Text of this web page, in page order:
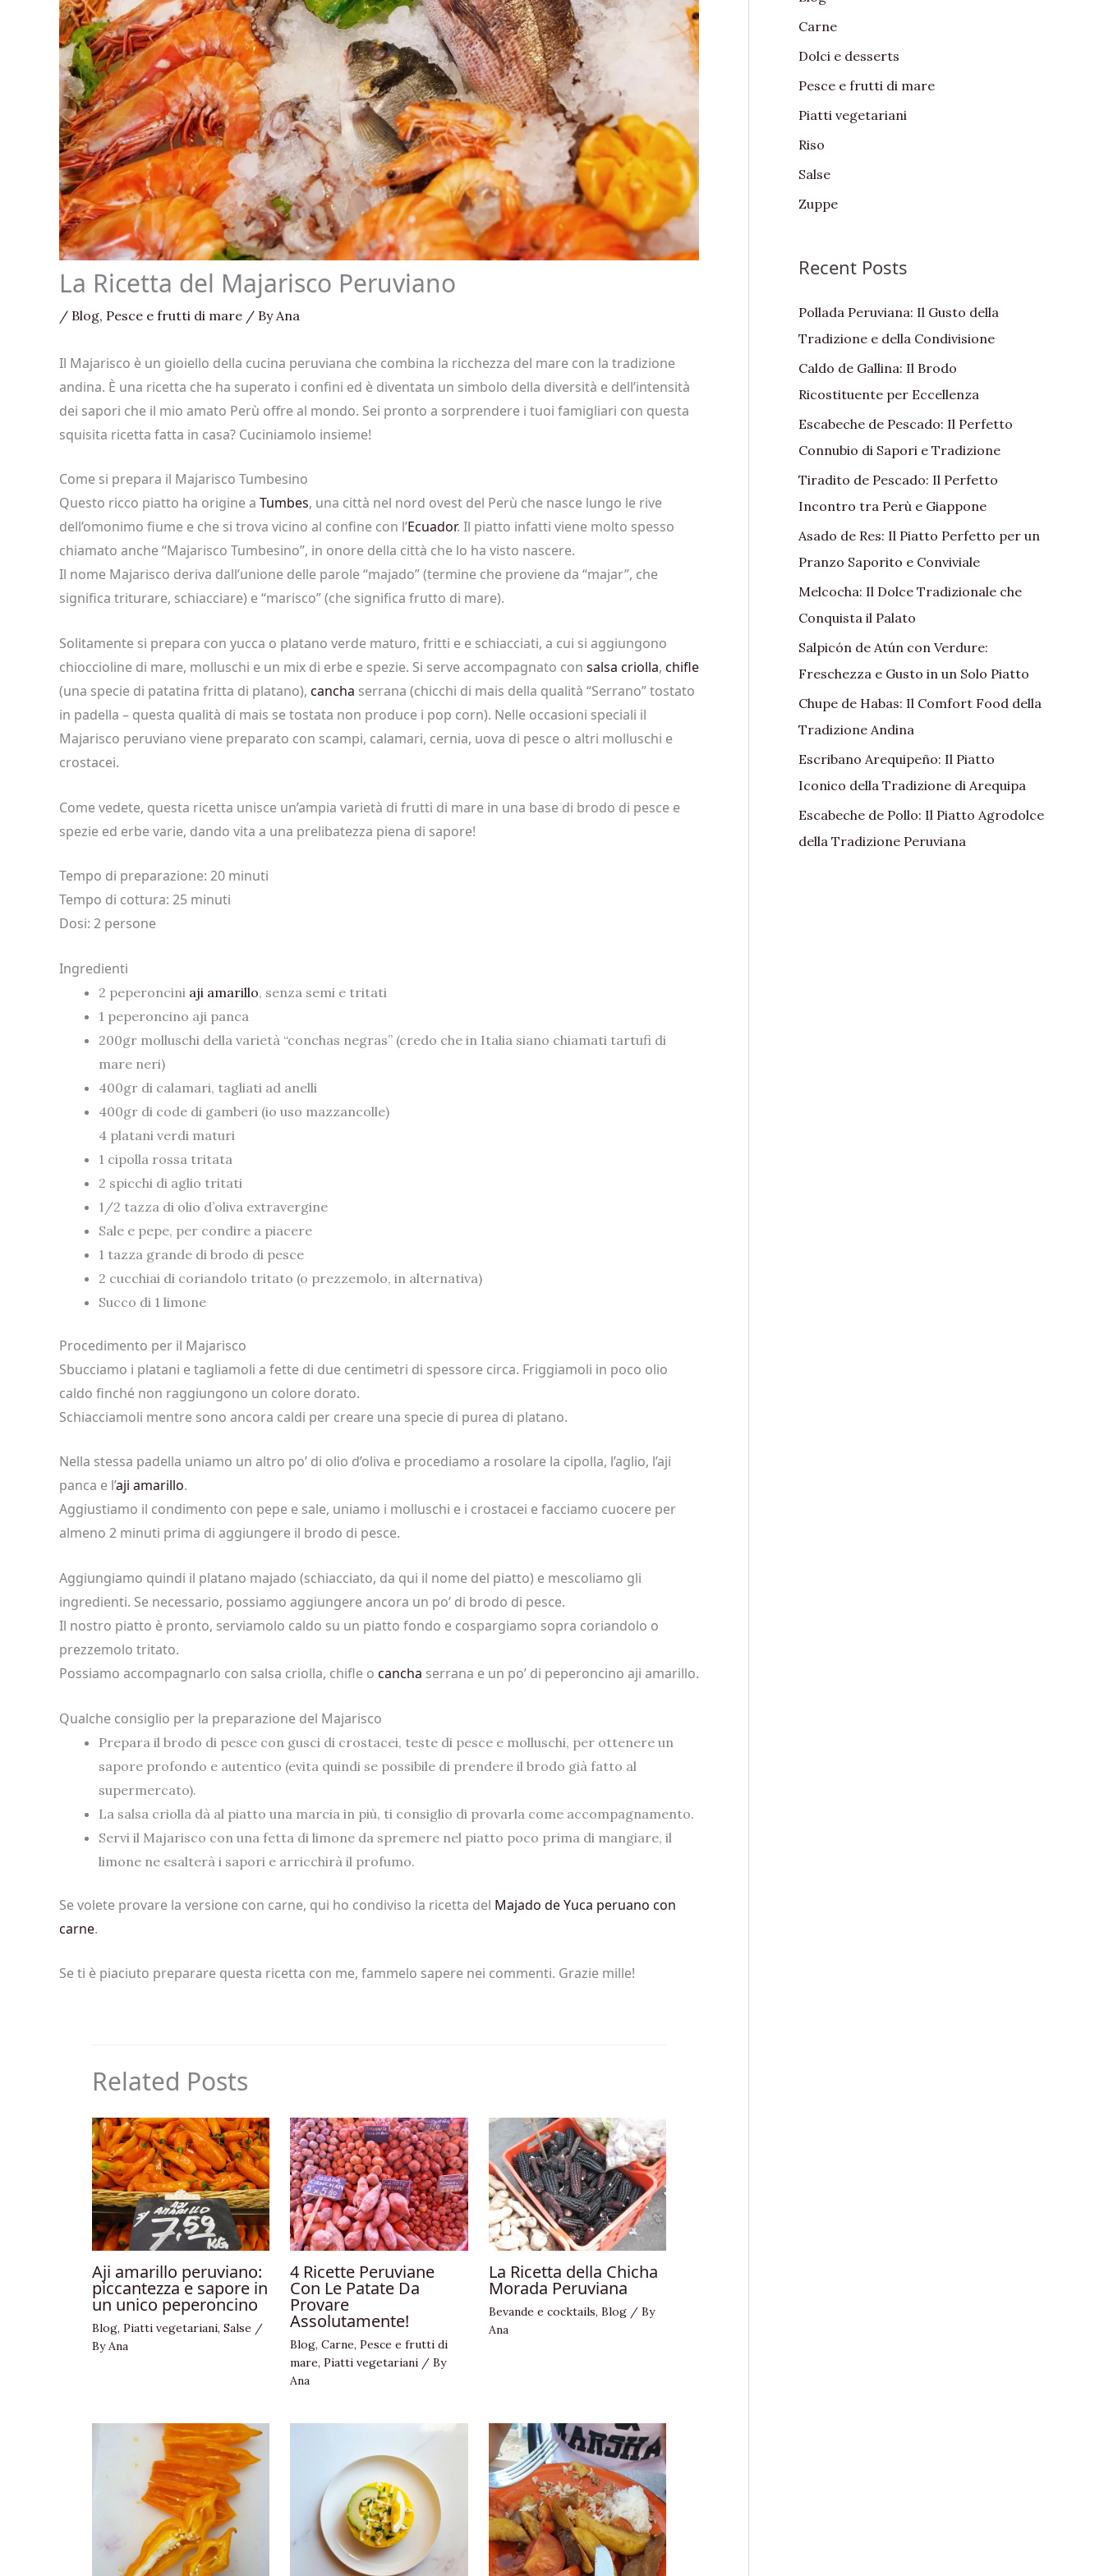
La Ricetta del Majarisco Peruviano
/ Blog, Pesce e frutti di mare / By Ana
Il Majarisco è un gioiello della cucina peruviana che combina la ricchezza del mare con la tradizione
andina. È una ricetta che ha superato i confini ed è diventata un simbolo della diversità e dell’intensità
dei sapori che il mio amato Perù offre al mondo. Sei pronto a sorprendere i tuoi famigliari con questa
squisita ricetta fatta in casa? Cuciniamolo insieme!
Come si prepara il Majarisco Tumbesino
Questo ricco piatto ha origine a Tumbes, una città nel nord ovest del Perù che nasce lungo le rive
dell’omonimo fiume e che si trova vicino al confine con l’Ecuador. Il piatto infatti viene molto spesso
chiamato anche “Majarisco Tumbesino”, in onore della città che lo ha visto nascere.
Il nome Majarisco deriva dall’unione delle parole “majado” (termine che proviene da “majar”, che
significa triturare, schiacciare) e “marisco” (che significa frutto di mare).
Solitamente si prepara con yucca o platano verde maturo, fritti e e schiacciati, a cui si aggiungono
chioccioline di mare, molluschi e un mix di erbe e spezie. Si serve accompagnato con salsa criolla, chifle
(una specie di patatina fritta di platano), cancha serrana (chicchi di mais della qualità “Serrano” tostato
in padella – questa qualità di mais se tostata non produce i pop corn). Nelle occasioni speciali il
Majarisco peruviano viene preparato con scampi, calamari, cernia, uova di pesce o altri molluschi e
crostacei.
Come vedete, questa ricetta unisce un’ampia varietà di frutti di mare in una base di brodo di pesce e
spezie ed erbe varie, dando vita a una prelibatezza piena di sapore!
Tempo di preparazione: 20 minuti
Tempo di cottura: 25 minuti
Dosi: 2 persone
Ingredienti
2 peperoncini aji amarillo, senza semi e tritati
1 peperoncino aji panca
200gr molluschi della varietà “conchas negras” (credo che in Italia siano chiamati tartufi di
mare neri)
400gr di calamari, tagliati ad anelli
400gr di code di gamberi (io uso mazzancolle)
4 platani verdi maturi
1 cipolla rossa tritata
2 spicchi di aglio tritati
1/2 tazza di olio d’oliva extravergine
Sale e pepe, per condire a piacere
1 tazza grande di brodo di pesce
2 cucchiai di coriandolo tritato (o prezzemolo, in alternativa)
Succo di 1 limone
Procedimento per il Majarisco
Sbucciamo i platani e tagliamoli a fette di due centimetri di spessore circa. Friggiamoli in poco olio
caldo finché non raggiungono un colore dorato.
Schiacciamoli mentre sono ancora caldi per creare una specie di purea di platano.
Nella stessa padella uniamo un altro po’ di olio d’oliva e procediamo a rosolare la cipolla, l’aglio, l’aji
panca e l’aji amarillo.
Aggiustiamo il condimento con pepe e sale, uniamo i molluschi e i crostacei e facciamo cuocere per
almeno 2 minuti prima di aggiungere il brodo di pesce.
Aggiungiamo quindi il platano majado (schiacciato, da qui il nome del piatto) e mescoliamo gli
ingredienti. Se necessario, possiamo aggiungere ancora un po’ di brodo di pesce.
Il nostro piatto è pronto, serviamolo caldo su un piatto fondo e cospargiamo sopra coriandolo o
prezzemolo tritato.
Possiamo accompagnarlo con salsa criolla, chifle o cancha serrana e un po’ di peperoncino aji amarillo.
Qualche consiglio per la preparazione del Majarisco
Prepara il brodo di pesce con gusci di crostacei, teste di pesce e molluschi, per ottenere un
sapore profondo e autentico (evita quindi se possibile di prendere il brodo già fatto al
supermercato).
La salsa criolla dà al piatto una marcia in più, ti consiglio di provarla come accompagnamento.
Servi il Majarisco con una fetta di limone da spremere nel piatto poco prima di mangiare, il
limone ne esalterà i sapori e arricchirà il profumo.
Se volete provare la versione con carne, qui ho condiviso la ricetta del Majado de Yuca peruano con
carne.
Se ti è piaciuto preparare questa ricetta con me, fammelo sapere nei commenti. Grazie mille!
Related Posts
Aji amarillo peruviano:
piccantezza e sapore in
un unico peperoncino
Blog, Piatti vegetariani, Salse /
ByAna
4 Ricette Peruviane
Con Le Patate Da
Provare
Assolutamente!
Blog,Carne,Pesce e frutti di
mare,Piatti vegetariani / By
Ana
La Ricetta della Chicha
Morada Peruviana
Bevande e cocktails, Blog/ By
Ana
f
o
r
:
Carne
Dolci e desserts
Pesce e frutti di mare
Piatti vegetariani
Riso
Salse
Zuppe
Recent Posts
Pollada Peruviana: Il Gusto della
Tradizione e della Condivisione
Caldo de Gallina: Il Brodo
Ricostituente per Eccellenza
Escabeche de Pescado: Il Perfetto
Connubio di Sapori e Tradizione
Tiradito de Pescado: Il Perfetto
Incontro tra Perù e Giappone
Asado de Res: Il Piatto Perfetto per un
Pranzo Saporito e Conviviale
Melcocha: Il Dolce Tradizionale che
Conquista il Palato
Salpicón de Atún con Verdure:
Freschezza e Gusto in un Solo Piatto
Chupe de Habas: Il Comfort Food della
Tradizione Andina
Escribano Arequipeño: Il Piatto
Iconico della Tradizione di Arequipa
Escabeche de Pollo: Il Piatto Agrodolce
della Tradizione Peruviana